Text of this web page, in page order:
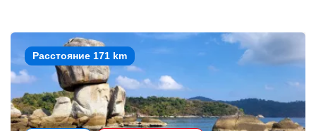
Расстояние 171 km